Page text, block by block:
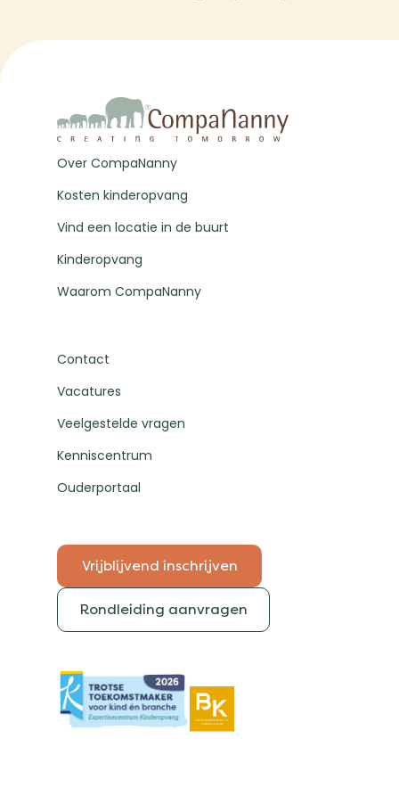
Over CompaNanny
Kosten kinderopvang
Vind een locatie in de buurt
Kinderopvang
Waarom CompaNanny
Contact
Vacatures
Veelgestelde vragen
Kenniscentrum
Ouderportaal
Vrijblijvend inschrijven
Rondleiding aanvragen